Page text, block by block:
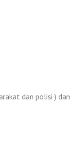
dan polisi ) dan